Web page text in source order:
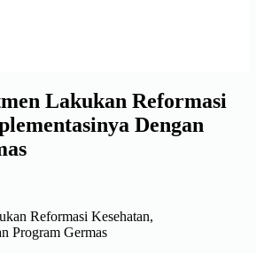
Lakukan Reformasi
Dengan
Reformasi Kesehatan,
Program Germas